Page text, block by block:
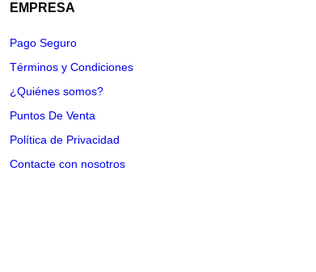
EMPRESA
Pago Seguro
Términos y Condiciones
¿Quiénes somos?
Puntos De Venta
Política de Privacidad
Contacte con nosotros